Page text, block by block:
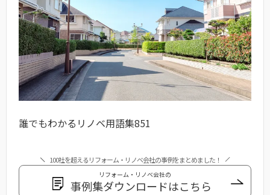
誰でもわかるリノベ用語集851
100社を超えるリフォーム・リノベ会社の事例をまとめました！
リフォーム・リノベ会社の
事例集ダウンロードはこちら